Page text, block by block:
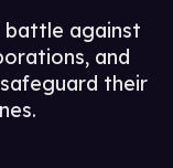
battle against
and
their